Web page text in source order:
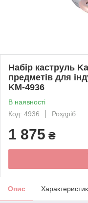
Набір каструль
предметів для
KM-4936
В наявності
Код: 4936
Роздріб
1 875 ₴
Опис